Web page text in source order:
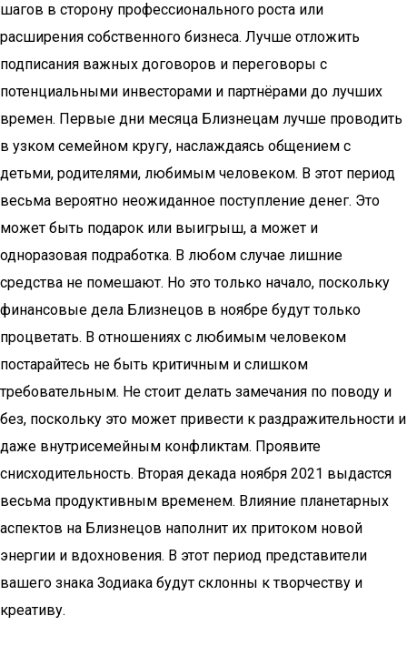
шагов в сторону профессионального роста или
расширения собственного бизнеса. Лучше отложить
подписания важных договоров и переговоры с
потенциальными инвесторами и партнёрами до лучших
времен. Первые дни месяца Близнецам лучше проводить
в узком семейном кругу, наслаждаясь общением с
детьми, родителями, любимым человеком. В этот период
весьма вероятно неожиданное поступление денег. Это
может быть подарок или выигрыш, а может и
одноразовая подработка. В любом случае лишние
средства не помешают. Но это только начало, поскольку
финансовые дела Близнецов в ноябре будут только
процветать. В отношениях с любимым человеком
постарайтесь не быть критичным и слишком
требовательным. Не стоит делать замечания по поводу и
без, поскольку это может привести к раздражительности и
даже внутрисемейным конфликтам. Проявите
снисходительность. Вторая декада ноября 2021 выдастся
весьма продуктивным временем. Влияние планетарных
аспектов на Близнецов наполнит их притоком новой
энергии и вдохновения. В этот период представители
вашего знака Зодиака будут склонны к творчеству и
креативу.